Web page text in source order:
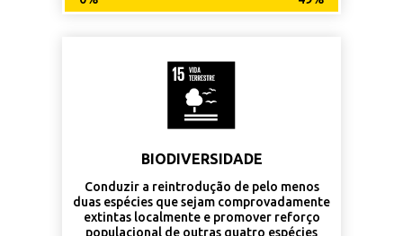
BIODIVERSIDADE
Conduzir a reintrodução de pelo menos
duas espécies que sejam comprovadamente
extintas localmente e promover reforço
populacional de outras quatro espécies